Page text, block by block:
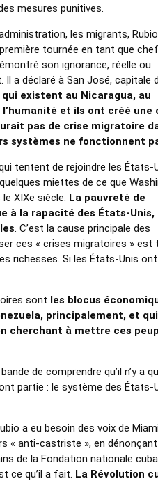
mesures punitives.
les migrants,
tournée en tant que
son ignorance, réelle ou
a déclaré à San José, capitale
existent au Nicaragua, au
et ils ont créé une
pas de crise migratoire
systèmes ne fonctionnent
tentent de rejoindre les États-
miettes de ce que
XIXe siècle. La pauvreté de
à la rapacité des États-Unis,
. C’est la cause principale des
ces « crises migratoires » est
richesses. Si les États-Unis
sont les blocus
principalement, et qui
cherchant à mettre ces
de comprendre qu’il n’y a
partie : le système des États-
a eu besoin des voix de
« anti-castriste », en
de la Fondation nationale
ce qu’il a fait. La Révolution